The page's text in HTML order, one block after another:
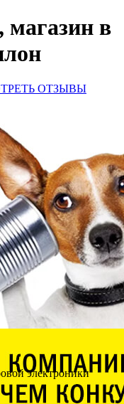
в
ОТЗЫВЫ
электроники